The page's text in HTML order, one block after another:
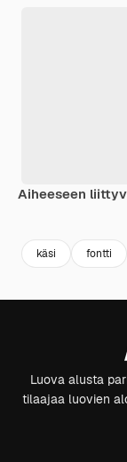
Aiheeseen
käsi fontti
Luova alusta
tilaajaa luovien